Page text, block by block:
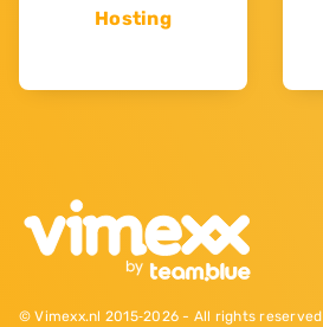
Hosting
© Vimexx.nl 2015‐2026 - All rights reserved